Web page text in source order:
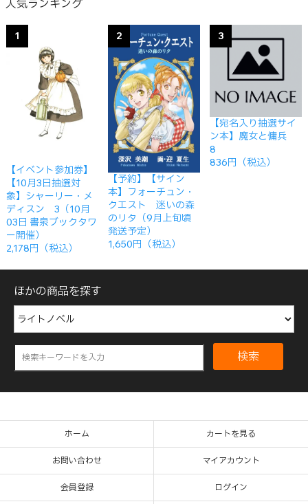
人気ランキング
1
【イベント参加券】
【10月3日抽選対
象】シャーリー・メ
ディスン 3（10月
03日 書泉ブックタワ
ー開催）
2,178円（税込）
2
【予約】【サイン
本】フォーチュン・
クエスト 迷いの森
のリタ（9月上旬頃
発送予定）
1,650円（税込）
3
【宛名入り抽選サイ
ン本】魔女と傭兵
8
836円（税込）
ほかの商品を探す
検索
ホーム カートを見る
お問い合わせ マイアカウント
会員登録 ログイン